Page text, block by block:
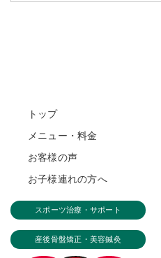
トップ
メニュー・料金
お客様の声
お子様連れの方へ
スポーツ治療・サポート
産後骨盤矯正・美容鍼灸